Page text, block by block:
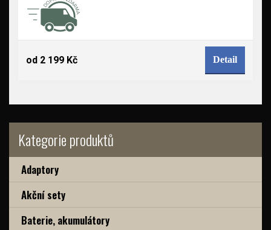
Kategorie produktů
Adaptory
Akční sety
Baterie, akumulátory
od 2 199 Kč Detail